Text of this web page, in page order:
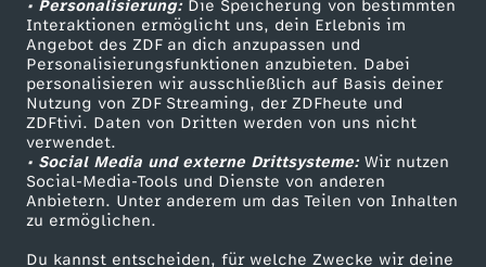
• Personalisierung:Die Speicherung von bestimmten
Interaktionen ermöglicht uns, dein Erlebnis im
Angebot des ZDF an dich anzupassen und
Personalisierungsfunktionen anzubieten. Dabei
personalisieren wir ausschließlich auf Basis deiner
Nutzung von ZDF Streaming, der ZDFheute und
ZDFtivi. Daten von Dritten werden von uns nicht
verwendet.
• Social Media und externe Drittsysteme:Wir nutzen
Social-Media-Tools und Dienste von anderen
Anbietern. Unter anderem um das Teilen von Inhalten
zu ermöglichen.
Du kannst entscheiden, für welche Zwecke wir deine
s
m
a
n
n
Sendungen A-Z
TV-Programm
Hilfe
ZDF Unternehmen
Karriere